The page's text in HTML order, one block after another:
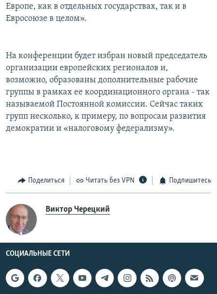
Европе, как в отдельных государствах, так и в
Евросоюзе в целом».
На конференции будет избран новый председатель
организации европейских регионалов и,
возможно, образованы дополнительные рабочие
группы в рамках ее координационного органа - так
называемой Постоянной комиссии. Сейчас таких
групп несколько, к примеру, по вопросам развития
демократии и «налоговому федерализму».
Поделиться Читать без VPN Подпишитесь
Виктор Черецкий
СОЦИАЛЬНЫЕ СЕТИ